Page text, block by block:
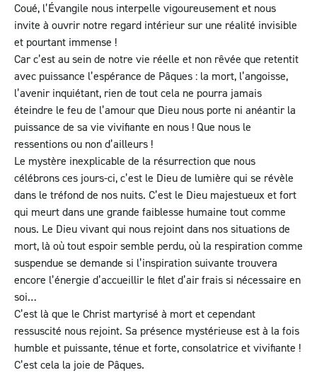
Coué, l’Évangile nous interpelle vigoureusement et nous
invite à ouvrir notre regard intérieur sur une réalité invisible
et pourtant immense !
Car c’est au sein de notre vie réelle et non rêvée que retentit
avec puissance l’espérance de Pâques : la mort, l’angoisse,
l’avenir inquiétant, rien de tout cela ne pourra jamais
éteindre le feu de l’amour que Dieu nous porte ni anéantir la
puissance de sa vie vivifiante en nous ! Que nous le
ressentions ou non d’ailleurs !
Le mystère inexplicable de la résurrection que nous
célébrons ces jours-ci, c’est le Dieu de lumière qui se révèle
dans le tréfond de nos nuits. C’est le Dieu majestueux et fort
qui meurt dans une grande faiblesse humaine tout comme
nous. Le Dieu vivant qui nous rejoint dans nos situations de
mort, là où tout espoir semble perdu, où la respiration comme
suspendue se demande si l’inspiration suivante trouvera
encore l’énergie d’accueillir le filet d’air frais si nécessaire en
soi…
C’est là que le Christ martyrisé à mort et cependant
ressuscité nous rejoint. Sa présence mystérieuse est à la fois
humble et puissante, ténue et forte, consolatrice et vivifiante !
C’est cela la joie de Pâques.